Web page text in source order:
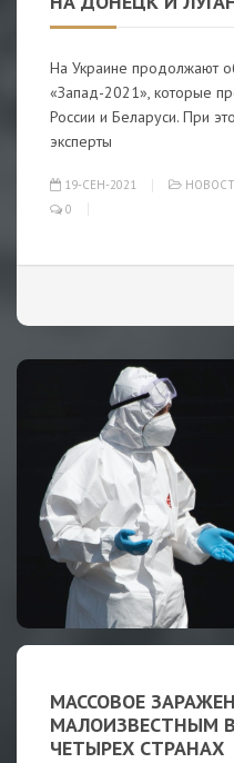
На Украине продолжают
«Запад-2021», которые
России и Беларуси. При
эксперты
19-СЕН-2021
0
МАССОВОЕ
МАЛОИЗВЕСТНЫМ
ЧЕТЫРЕХ СТРАНАХ